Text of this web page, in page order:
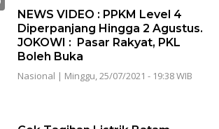
NEWS VIDEO : PPKM Level 4
Diperpanjang Hingga 2 Agustus.
JOKOWI : Pasar Rakyat, PKL
Boleh Buka
Nasional | Minggu, 25/07/2021 - 19:38 WIB